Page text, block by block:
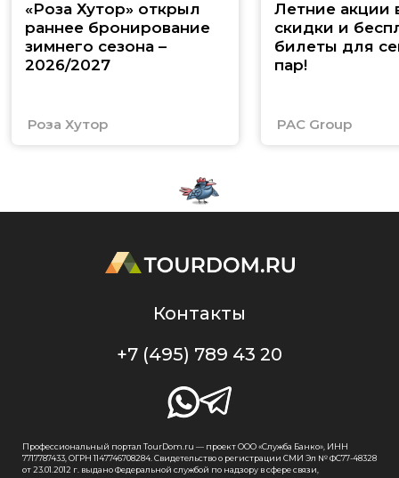
«Роза Хутор» открыл
раннее бронирование
зимнего сезона –
2026/2027
Роза Хутор
Летние акции
скидки и
билеты для
пар!
PAC Group
Контакты
+7 (495) 789 43 20
Профессиональный портал TourDom.ru — проект ООО «Служба Банко», ИНН
7717787433, ОГРН 1147746708284. Свидетельство о регистрации СМИ Эл № ФС77-48328
от 23.01.2012 г. выдано Федеральной службой по надзору в сфере связи,